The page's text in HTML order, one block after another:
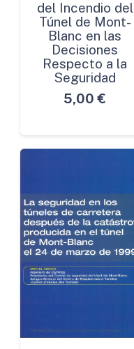
del Incendio del
Túnel de Mont-
Blanc en las
Decisiones
Respecto a la
Seguridad
5,00 €